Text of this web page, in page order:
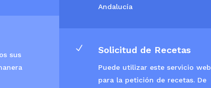
sus
Andalucía
N Solicitud de Recetas
Puede utilizar este servicio web
para la petición de recetas. De